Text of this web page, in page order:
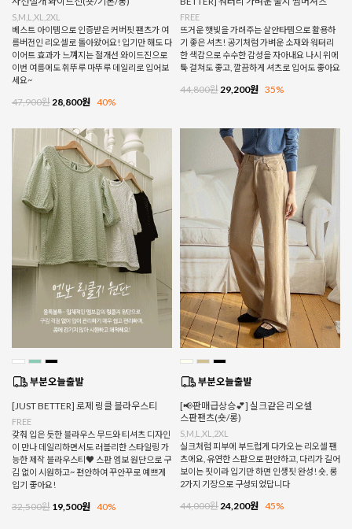
S,M,L,XL,2XL
베스트 아이템으로 인증받은 커버핏 팬츠가 여
름버전인 리오셀로 돌아왔어요! 입기만 해도 다
이어트 효과가 느껴지는 절개선 와이드진으로
이번 여름에도 휘뚜루 마뚜루 데일리로 입어보
세요~
47,900원 28,800원 40%
FREE
뜨거운 햇빛을 가려주는 살안타템으로 활용하
기 좋은 셔츠! 공기처럼 가벼운 소재와 워터리
한 색감으로 수수한 감성을 자아내요 나시 위에
툭 걸쳐도 좋고, 깔끔하게 셔츠로 입어도 좋아요
44,800원 29,200원 35%
[JUST BETTER] 로제 링클 블라우스티
FREE
갖춰 입은 듯한 블라우스 무드와 티셔츠 디자인
이 만나 데일리하면서도 러블리한 스타일링 가
능한 제작 블라우스티♥ 스판 엠보 원단으로 구
김 없이 시원하고~ 편안하여 꾸안꾸로 예쁘게
입기 좋아요!
32,500원 19,500원 40%
[📢판매급상승💕] 실크같은 리오셀
스판팬츠(숏/롱)
S,M,L,XL,2XL
실크처럼 피부에 부드럽게 다가오는 리오셀 팬
츠에요, 유연한 스판으로 편안하고, 다리가 길어
보이는 핏이라 입기만 하면 인생핏 완성! 숏, 롱
2가지 기장으로 구성되었답니다
44,000원 24,200원 45%